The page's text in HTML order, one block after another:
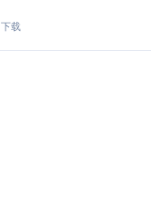
下载